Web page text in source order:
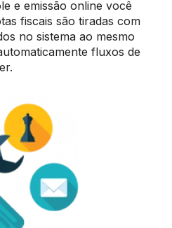
e emissão online você
fiscais são tiradas com
no sistema ao mesmo
fluxos de